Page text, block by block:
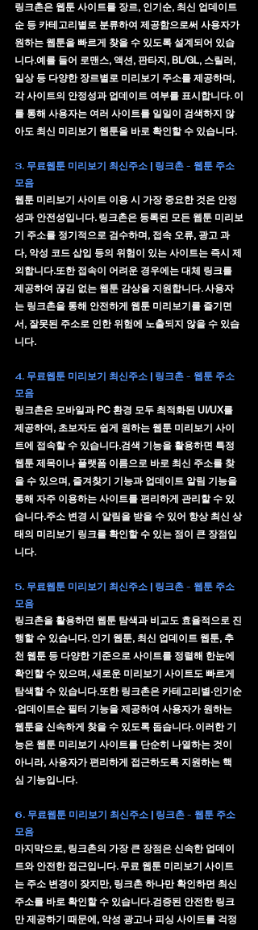
링크촌은 웹툰 사이트를 장르, 인기순, 최신 업데이트
순 등 카테고리별로 분류하여 제공함으로써 사용자가
원하는 웹툰을 빠르게 찾을 수 있도록 설계되어 있습
니다.예를 들어 로맨스, 액션, 판타지, BL/GL, 스릴러,
일상 등 다양한 장르별로 미리보기 주소를 제공하며,
각 사이트의 안정성과 업데이트 여부를 표시합니다. 이
를 통해 사용자는 여러 사이트를 일일이 검색하지 않
아도 최신 미리보기 웹툰을 바로 확인할 수 있습니다.
3. 무료웹툰 미리보기 최신주소 | 링크촌 - 웹툰 주소
모음
웹툰 미리보기 사이트 이용 시 가장 중요한 것은 안정
성과 안전성입니다. 링크촌은 등록된 모든 웹툰 미리보
기 주소를 정기적으로 검수하며, 접속 오류, 광고 과
다, 악성 코드 삽입 등의 위험이 있는 사이트는 즉시 제
외합니다.또한 접속이 어려운 경우에는 대체 링크를
제공하여 끊김 없는 웹툰 감상을 지원합니다. 사용자
는 링크촌을 통해 안전하게 웹툰 미리보기를 즐기면
서, 잘못된 주소로 인한 위험에 노출되지 않을 수 있습
니다.
4. 무료웹툰 미리보기 최신주소 | 링크촌 - 웹툰 주소
모음
링크촌은 모바일과 PC 환경 모두 최적화된 UI/UX를
제공하여, 초보자도 쉽게 원하는 웹툰 미리보기 사이
트에 접속할 수 있습니다.검색 기능을 활용하면 특정
웹툰 제목이나 플랫폼 이름으로 바로 최신 주소를 찾
을 수 있으며, 즐겨찾기 기능과 업데이트 알림 기능을
통해 자주 이용하는 사이트를 편리하게 관리할 수 있
습니다.주소 변경 시 알림을 받을 수 있어 항상 최신 상
태의 미리보기 링크를 확인할 수 있는 점이 큰 장점입
니다.
5. 무료웹툰 미리보기 최신주소 | 링크촌 - 웹툰 주소
모음
링크촌을 활용하면 웹툰 탐색과 비교 도 효율적으로 진
행할 수 있습니다. 인기 웹툰, 최신 업데이트 웹툰, 추
천 웹툰 등 다양한 기준으로 사이트를 정렬해 한눈에
확인할 수 있으며, 새로운 미리보기 사이트도 빠르게
탐색할 수 있습니다.또한 링크촌은 카테고리별·인기순
·업데이트순 필터 기능을 제공하여 사용자가 원하는
웹툰을 신속하게 찾을 수 있도록 돕습니다. 이러한 기
능은 웹툰 미리보기 사이트를 단순히 나열하는 것이
아니라, 사용자가 편리하게 접근하도록 지원하는 핵
심 기능입니다.
6. 무료웹툰 미리보기 최신주소 | 링크촌 - 웹툰 주소
모음
마지막으로, 링크촌의 가장 큰 장점은 신속한 업데이
트와 안전한 접근입니다. 무료 웹툰 미리보기 사이트
는 주소 변경이 잦지만, 링크촌 하나만 확인하면 최신
주소를 바로 확인할 수 있습니다.검증된 안전한 링크
만 제공하기 때문에, 악성 광고나 피싱 사이트를 걱정